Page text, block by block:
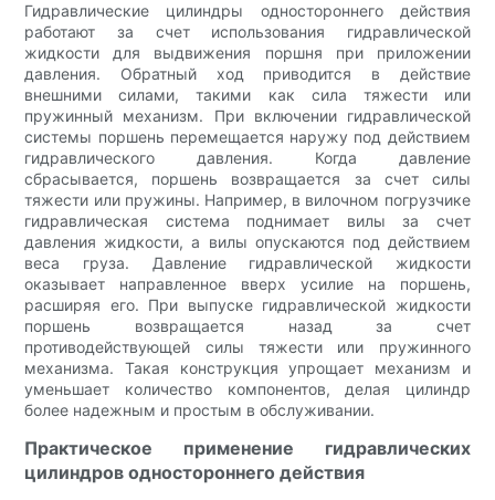
Гидравлические цилиндры одностороннего действия
работают за счет использования гидравлической
жидкости для выдвижения поршня при приложении
давления. Обратный ход приводится в действие
внешними силами, такими как сила тяжести или
пружинный механизм. При включении гидравлической
системы поршень перемещается наружу под действием
гидравлического давления. Когда давление
сбрасывается, поршень возвращается за счет силы
тяжести или пружины. Например, в вилочном погрузчике
гидравлическая система поднимает вилы за счет
давления жидкости, а вилы опускаются под действием
веса груза. Давление гидравлической жидкости
оказывает направленное вверх усилие на поршень,
расширяя его. При выпуске гидравлической жидкости
поршень возвращается назад за счет
противодействующей силы тяжести или пружинного
механизма. Такая конструкция упрощает механизм и
уменьшает количество компонентов, делая цилиндр
более надежным и простым в обслуживании.
Практическое применение гидравлических
цилиндров одностороннего действия